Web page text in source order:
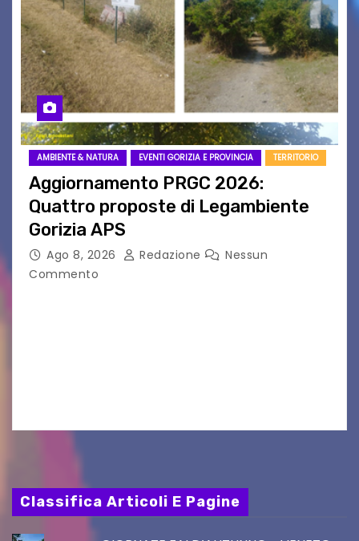
AMBIENTE & NATURA EVENTI GORIZIA E PROVINCIA TERRITORIO
Aggiornamento PRGC 2026:
Quattro proposte di Legambiente
Gorizia APS
Ago 8, 2026 Redazione
Nessun
Commento
Classifica Articoli E Pagine